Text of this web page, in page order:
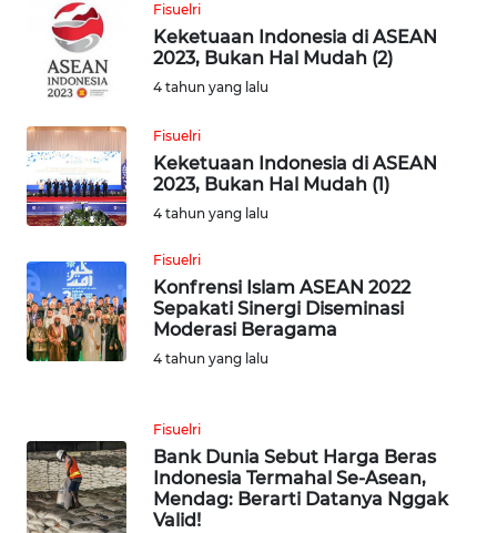
Fisuelri
Keketuaan Indonesia di ASEAN
2023, Bukan Hal Mudah (2)
4 tahun yang lalu
Fisuelri
Keketuaan Indonesia di ASEAN
2023, Bukan Hal Mudah (1)
4 tahun yang lalu
Fisuelri
Konfrensi Islam ASEAN 2022
Sepakati Sinergi Diseminasi
Moderasi Beragama
4 tahun yang lalu
Fisuelri
Bank Dunia Sebut Harga Beras
Indonesia Termahal Se-Asean,
Mendag: Berarti Datanya Nggak
Valid!
NET
FORJASIDA
TAMBANG
NEWS
JURNAL
FISUELRI
ANUGERAH
NEWS